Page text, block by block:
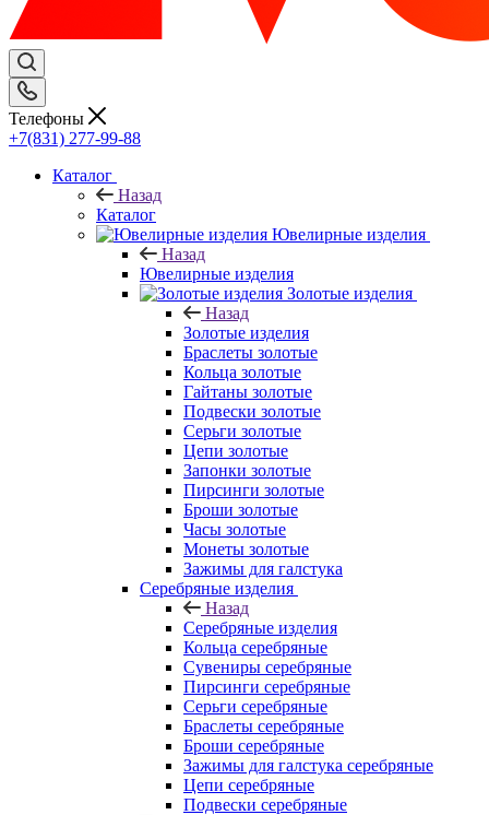
Телефоны
+7(831) 277-99-88
Каталог
Назад
Каталог
Ювелирные изделия
Назад
Ювелирные изделия
Золотые изделия
Назад
Золотые изделия
Браслеты золотые
Кольца золотые
Гайтаны золотые
Подвески золотые
Серьги золотые
Цепи золотые
Запонки золотые
Пирсинги золотые
Броши золотые
Часы золотые
Монеты золотые
Зажимы для галстука
Серебряные изделия
Назад
Серебряные изделия
Кольца серебряные
Сувениры серебряные
Пирсинги серебряные
Серьги серебряные
Браслеты серебряные
Броши серебряные
Зажимы для галстука серебряные
Цепи серебряные
Подвески серебряные